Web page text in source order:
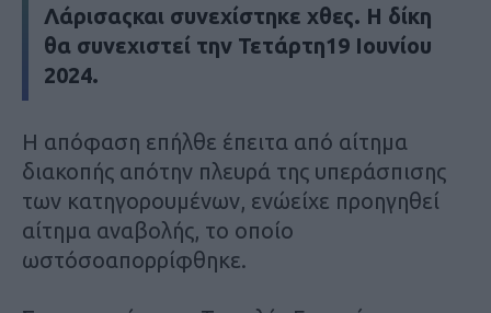
Λάρισαςκαι συνεχίστηκε χθες. Η δίκη
θα συνεχιστεί την Τετάρτη19 Ιουνίου
2024.
Η απόφαση επήλθε έπειτα από αίτημα
διακοπής απότην πλευρά της υπεράσπισης
των κατηγορουμένων, ενώείχε προηγηθεί
αίτημα αναβολής, το οποίο
ωστόσοαπορρίφθηκε.